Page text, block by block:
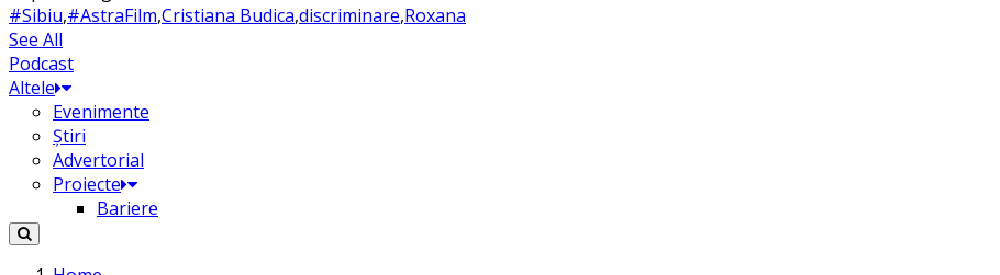
#Sibiu,#AstraFilm,Cristiana Budica,discriminare,Roxana
See All
Podcast
Altele
Evenimente
Știri
Advertorial
Proiecte
Bariere